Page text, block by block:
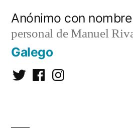
contenido
Anónimo con nombre
personal de Manuel
Galego
TwitterFacebookInstagram